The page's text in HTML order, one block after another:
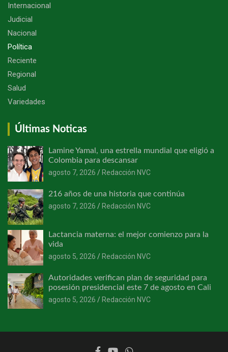
Internacional
Judicial
Nacional
Política
Reciente
Regional
Salud
Variedades
Últimas Noticas
Lamine Yamal, una estrella mundial que eligió a
Colombia para descansar
agosto 7, 2026
Redacción NVC
216 años de una historia que continúa
agosto 7, 2026
Redacción NVC
Lactancia materna: el mejor comienzo para la
vida
agosto 5, 2026
Redacción NVC
Autoridades verifican plan de seguridad para
posesión presidencial este 7 de agosto en Cali
agosto 5, 2026
Redacción NVC